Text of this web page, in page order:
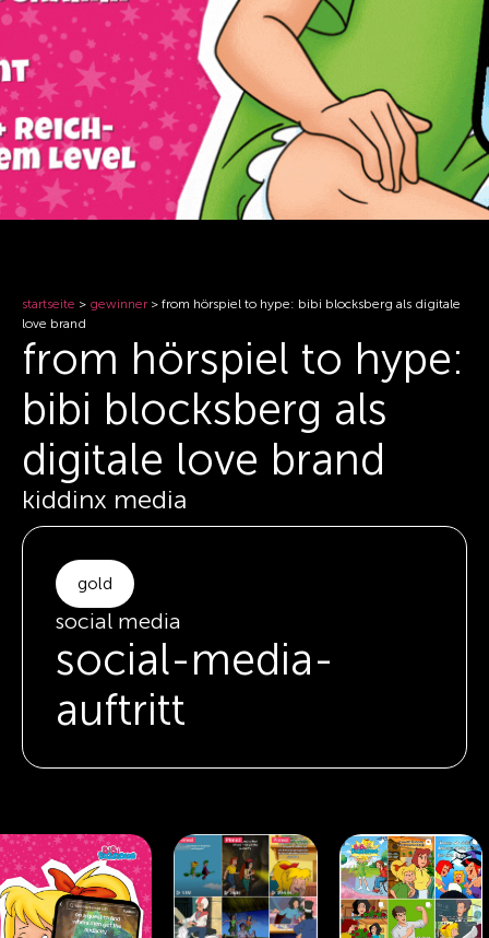
startseite > gewinner> from hörspiel to hype: bibi blocksberg als digitale
love brand
from hörspiel to hype:
bibi blocksberg als
digitale love brand
kiddinx media
gold
social media
social-media-
auftritt